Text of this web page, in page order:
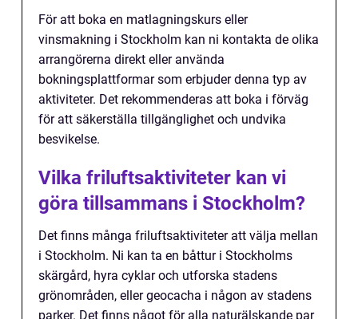
För att boka en matlagningskurs eller
vinsmakning i Stockholm kan ni kontakta de olika
arrangörerna direkt eller använda
bokningsplattformar som erbjuder denna typ av
aktiviteter. Det rekommenderas att boka i förväg
för att säkerställa tillgänglighet och undvika
besvikelse.
Vilka friluftsaktiviteter kan vi
göra tillsammans i Stockholm?
Det finns många friluftsaktiviteter att välja mellan
i Stockholm. Ni kan ta en båttur i Stockholms
skärgård, hyra cyklar och utforska stadens
grönområden, eller geocacha i någon av stadens
parker. Det finns något för alla naturälskande par